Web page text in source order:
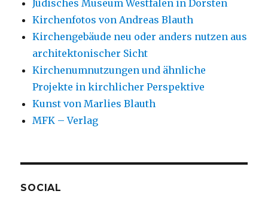
Jüdisches Museum Westfalen in Dorsten
Kirchenfotos von Andreas Blauth
Kirchengebäude neu oder anders nutzen aus
architektonischer Sicht
Kirchenumnutzungen und ähnliche
Projekte in kirchlicher Perspektive
Kunst von Marlies Blauth
MFK – Verlag
SOCIAL